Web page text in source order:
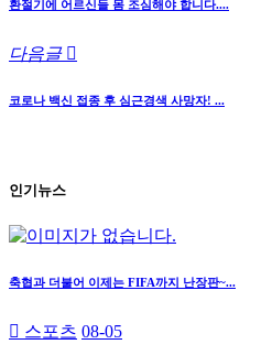
환절기에 어르신들 몸 조심해야 합니다....
다음글
코로나 백신 접종 후 심근경색 사망자! ...
인기뉴스
축협과 더불어 이제는 FIFA까지 난장판~...
스포츠 08-05